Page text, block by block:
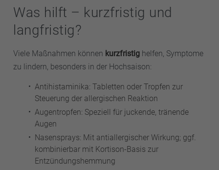
Was hilft – kurzfristig und
langfristig?
Viele Maßnahmen können kurzfristig helfen, Symptome
zu lindern, besonders in der Hochsaison:
Antihistaminika: Tabletten oder Tropfen zur
Steuerung der allergischen Reaktion
Augentropfen: Speziell für juckende, tränende
Augen
Nasensprays: Mit antiallergischer Wirkung; ggf.
kombinierbar mit Kortison-Basis zur
Entzündungshemmung